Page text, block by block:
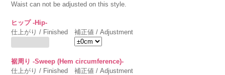
Waist can not be adjusted on this style.
ヒップ -Hip-
仕上がり / Finished
補正値 / Adjustment
裾周り -Sweep (Hem circumference)-
仕上がり / Finished
補正値 / Adjustment